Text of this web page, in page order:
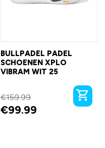
BULLPADEL PADEL
SCHOENEN XPLO
VIBRAM WIT 25
€159.99
€99.99